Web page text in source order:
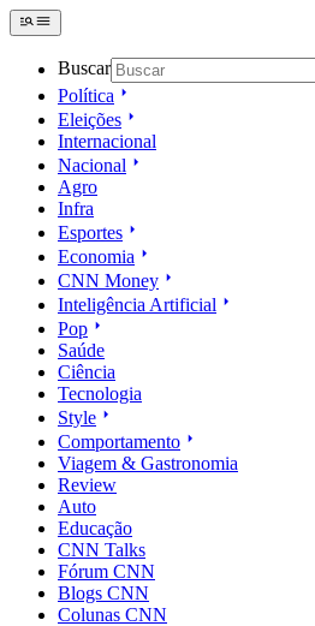
Buscar
Política
Eleições
Internacional
Nacional
Agro
Infra
Esportes
Economia
CNN Money
Inteligência Artificial
Pop
Saúde
Ciência
Tecnologia
Style
Comportamento
Viagem & Gastronomia
Review
Auto
Educação
CNN Talks
Fórum CNN
Blogs CNN
Colunas CNN